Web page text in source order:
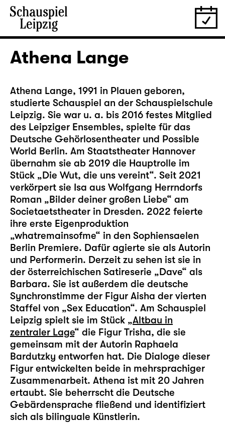
Athena Lange
Athena Lange, 1991 in Plauen geboren,
studierte Schauspiel an der Schauspielschule
Leipzig. Sie war u. a. bis 2016 festes Mitglied
des Leipziger Ensembles, spielte für das
Deutsche Gehörlosentheater und Possible
World Berlin. Am Staatstheater Hannover
übernahm sie ab 2019 die Hauptrolle im
Stück „Die Wut, die uns vereint“. Seit 2021
verkörpert sie Isa aus Wolfgang Herrndorfs
Roman „Bilder deiner großen Liebe“ am
Societaetstheater in Dresden. 2022 feierte
ihre erste Eigenproduktion
„whatremainsofme“ in den Sophiensaelen
Berlin Premiere. Dafür agierte sie als Autorin
und Performerin. Derzeit zu sehen ist sie in
der österreichischen Satireserie „Dave“ als
Barbara. Sie ist außerdem die deutsche
Synchronstimme der Figur Aisha der vierten
Staffel von „Sex Education“. Am Schauspiel
Leipzig spielt sie im Stück „Altbau in
zentraler Lage“ die Figur Trisha, die sie
gemeinsam mit der Autorin Raphaela
Bardutzky entworfen hat. Die Dialoge dieser
Figur entwickelten beide in mehrsprachiger
Zusammenarbeit. Athena ist mit 20 Jahren
ertaubt. Sie beherrscht die Deutsche
Gebärdensprache fließend und identifiziert
sich als bilinguale Künstlerin.